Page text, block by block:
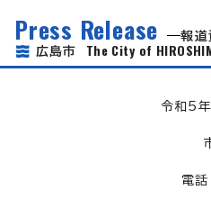
Press Release
報道
広島市 The City of
令和5年
電